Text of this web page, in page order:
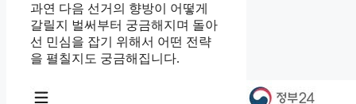
과연 다음 선거의 향방이 어떻게
갈릴지 벌써부터 궁금해지며 돌아
선 민심을 잡기 위해서 어떤 전략
을 펼칠지도 궁금해집니다.